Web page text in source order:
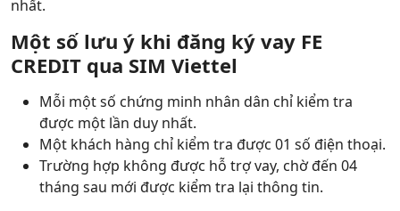
nhất.
Một số lưu ý khi đăng ký vay FE
CREDIT qua SIM Viettel
Mỗi một số chứng minh nhân dân chỉ kiểm tra
được một lần duy nhất.
Một khách hàng chỉ kiểm tra được 01 số điện thoại.
Trường hợp không được hỗ trợ vay, chờ đến 04
tháng sau mới được kiểm tra lại thông tin.